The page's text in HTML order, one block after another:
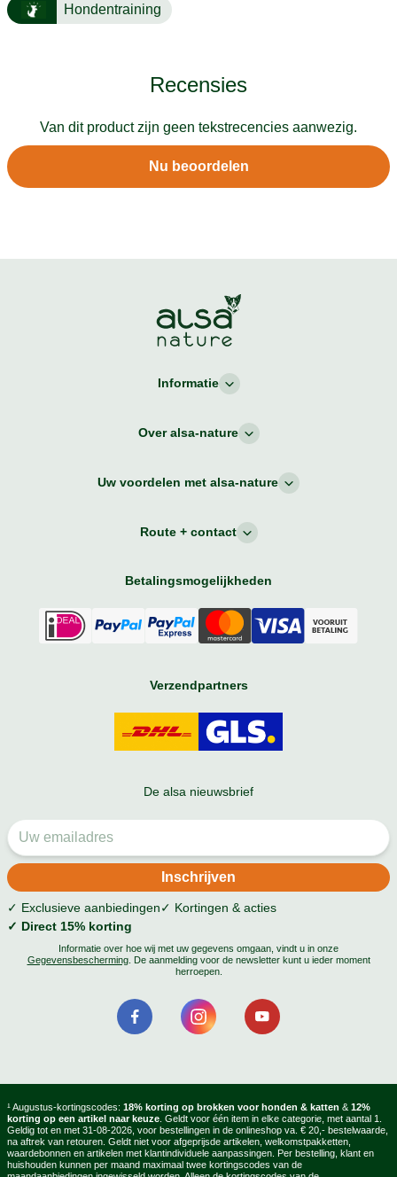
Hondentraining
Recensies
Van dit product zijn geen tekstrecencies aanwezig.
Nu beoordelen
Informatie
Over alsa-nature
Uw voordelen met alsa-nature
Route + contact
Betalingsmogelijkheden
Verzendpartners
De alsa nieuwsbrief
✓ Exclusieve aanbiedingen✓ Kortingen & acties
✓ Direct 15% korting
Informatie over hoe wij met uw gegevens omgaan, vindt u in onze
Gegevensbescherming. De aanmelding voor de newsletter kunt u ieder moment
herroepen.
¹ Augustus-kortingscodes: 18% korting op brokken voor honden & katten &12%
korting op een artikel naar keuze. Geldt voor één item in elke categorie, met aantal 1.
Geldig tot en met 31-08-2026, voor bestellingen in de onlineshop va. € 20,- bestelwaarde,
na aftrek van retouren. Geldt niet voor afgeprijsde artikelen, welkomstpakketten,
waardebonnen en artikelen met klantindividuele aanpassingen. Per bestelling, klant en
huishouden kunnen per maand maximaal twee kortingscodes van de